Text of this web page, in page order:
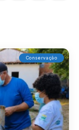
Conservação